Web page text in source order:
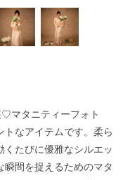
マタニティーフォト
トなアイテムです。柔ら
たびに優雅なシルエッ
瞬間を捉えるためのマタ